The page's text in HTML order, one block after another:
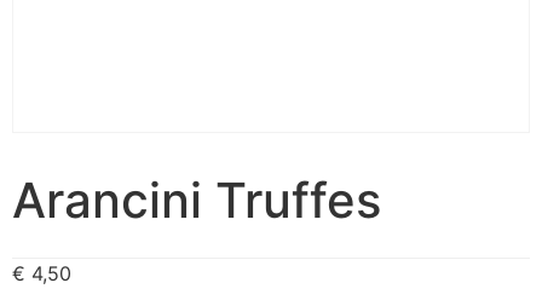
Arancini Truffes
€ 4,50